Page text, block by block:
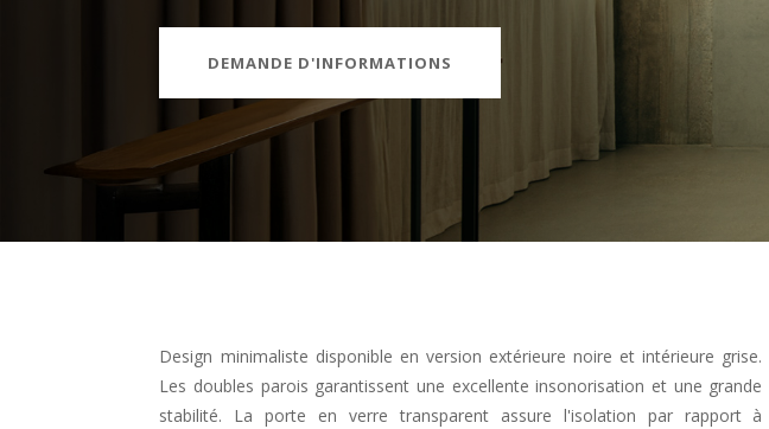
DEMANDE D'INFORMATIONS
Design minimaliste disponible en version extérieure noire et intérieure grise.
Les doubles parois garantissent une excellente insonorisation et une grande
stabilité. La porte en verre transparent assure l'isolation par rapport à